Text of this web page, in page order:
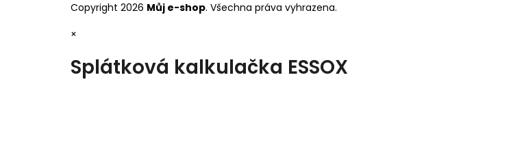
Copyright 2026 Můj e-shop. Všechna práva vyhrazena.
×
Splátková kalkulačka ESSOX